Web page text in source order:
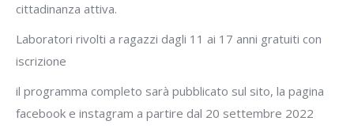
cittadinanza attiva.
Laboratori rivolti a ragazzi dagli 11 ai 17 anni gratuiti con
iscrizione
il programma completo sarà pubblicato sul sito, la pagina
facebook e instagram a partire dal 20 settembre 2022